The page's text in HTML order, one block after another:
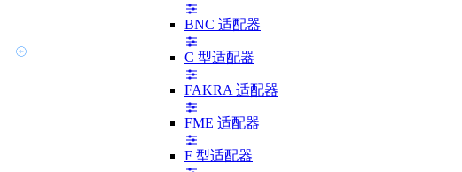
BNC 适配器
C 型适配器
FAKRA 适配器
FME 适配器
F 型适配器